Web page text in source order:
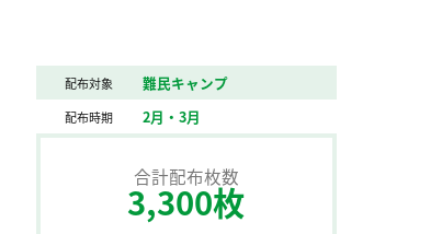
配布対象 難民キャンプ
配布時期 2月・3月
合計配布枚数
3,300枚